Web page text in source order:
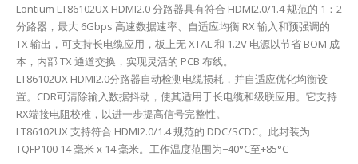
Lontium LT86102UX HDMI2.0 分路器具有符合 HDMI2.0/1.4 规范的 1：2
分路器，最大 6Gbps 高速数据速率、自适应均衡 RX 输入和预强调的
TX 输出，可支持长电缆应用，板上无 XTAL 和 1.2V 电源以节省 BOM 成
本，内部 TX 通道交换，实现灵活的 PCB 布线。
LT86102UX HDMI2.0分路器自动检测电缆损耗，并自适应优化均衡设
置。CDR可清除输入数据抖动，使其适用于长电缆和级联应用。它支持
RX端接电阻校准，以进一步提高信号完整性。
LT86102UX 支持符合 HDMI2.0/1.4 规范的 DDC/SCDC。此封装为
TQFP100 14 毫米 x 14 毫米。工作温度范围为−40°C至+85°C